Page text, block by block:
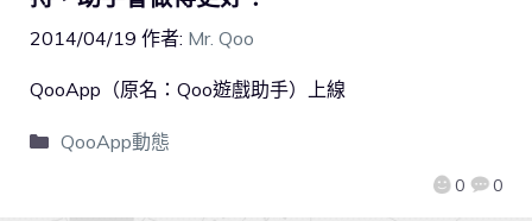
2014/04/19 作者: Mr. Qoo
0 0
QooApp（原名：Qoo遊戲助手）上線
QooApp動態